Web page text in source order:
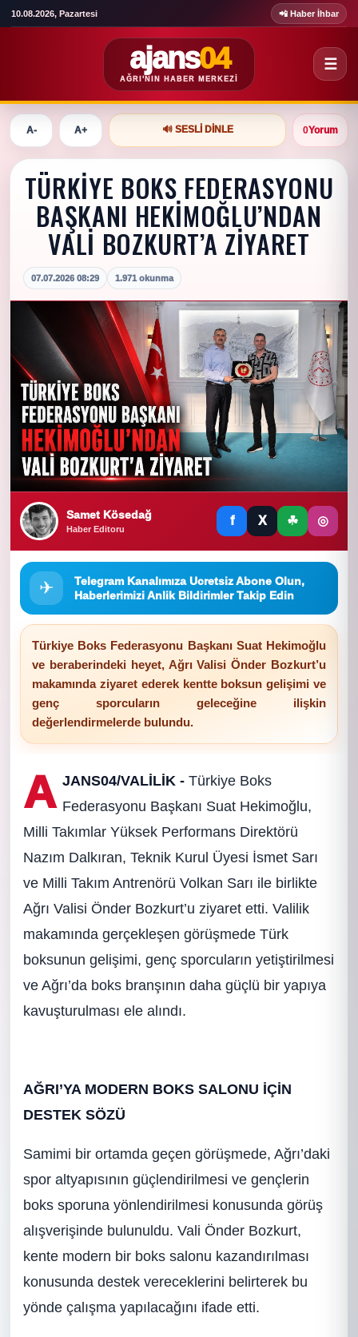
10.08.2026, Pazartesi 📲 Haber İhbar
ajans04
AĞRI'NIN HABER MERKEZI
☰
A- A+ 🔊 SESLI DINLE 0Yorum
TÜRKİYE BOKS FEDERASYONU
BAŞKANI HEKİMOĞLU’NDAN
VALİ BOZKURT’A ZİYARET
07.07.2026 08:29 1.971 okunma
Samet Kösedağ
Haber Editoru
f X ☘ ◎
✈
Telegram Kanalımıza Ucretsiz Abone Olun,
Haberlerimizi Anlik Bildirimler Takip Edin
Türkiye Boks Federasyonu Başkanı Suat Hekimoğlu
ve beraberindeki heyet, Ağrı Valisi Önder Bozkurt’u
makamında ziyaret ederek kentte boksun gelişimi ve
genç sporcuların geleceğine ilişkin
değerlendirmelerde bulundu.
A JANS04/VALİLİK - Türkiye Boks
Federasyonu Başkanı Suat Hekimoğlu,
Milli Takımlar Yüksek Performans Direktörü
Nazım Dalkıran, Teknik Kurul Üyesi İsmet Sarı
ve Milli Takım Antrenörü Volkan Sarı ile birlikte
Ağrı Valisi Önder Bozkurt’u ziyaret etti. Valilik
makamında gerçekleşen görüşmede Türk
boksunun gelişimi, genç sporcuların yetiştirilmesi
ve Ağrı’da boks branşının daha güçlü bir yapıya
kavuşturulması ele alındı.
AĞRI’YA MODERN BOKS SALONU İÇİN
DESTEK SÖZÜ
Samimi bir ortamda geçen görüşmede, Ağrı’daki
spor altyapısının güçlendirilmesi ve gençlerin
boks sporuna yönlendirilmesi konusunda görüş
alışverişinde bulunuldu. Vali Önder Bozkurt,
kente modern bir boks salonu kazandırılması
konusunda destek vereceklerini belirterek bu
yönde çalışma yapılacağını ifade etti.